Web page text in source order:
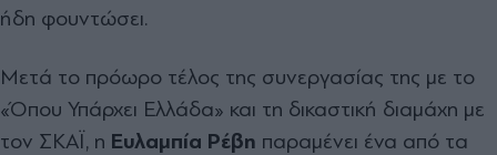
ήδη φουντώσει.
Μετά το πρόωρο τέλος της συνεργασίας της με το
«Όπου Υπάρχει Ελλάδα» και τη δικαστική διαμάχη με
τον ΣΚΑΪ, η Ευλαμπία Ρέβη παραμένει ένα από τα